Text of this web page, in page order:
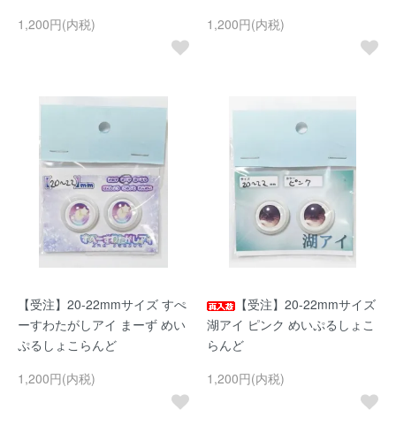
1,200円(内税)
1,200円(内税)
【受注】20-22mmサイズ すぺ
ーすわたがしアイ まーず めい
ぷるしょこらんど
1,200円(内税)
【受注】20-22mmサイズ
湖アイ ピンク めいぷるしょこ
らんど
1,200円(内税)